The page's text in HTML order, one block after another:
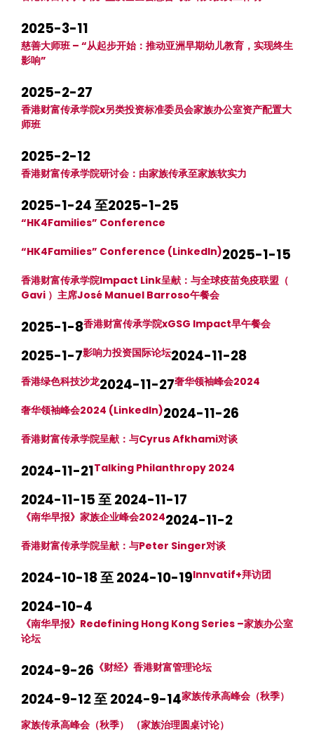
2025-3-11
慈善大师班 – “从起步开始：推动亚洲早期幼儿教育，实现终生
影响”
2025-2-27
香港财富传承学院x另类投资标准委员会家族办公室资产配置大
师班
2025-2-12
香港财富传承学院研讨会：由家族传承至家族软实力
2025-1-24 至2025-1-25
“HK4Families” Conference
“HK4Families” Conference (LinkedIn)2025-1-15
香港财富传承学院Impact Link呈献：与全球疫苗免疫联盟（
Gavi ）主席José Manuel Barroso午餐会
2025-1-8香港财富传承学院xGSG Impact早午餐会
2025-1-7影响力投资国际论坛2024-11-28
香港绿色科技沙龙2024-11-27奢华领袖峰会2024
奢华领袖峰会2024 (LinkedIn)2024-11-26
香港财富传承学院呈献：与Cyrus Afkhami对谈
2024-11-21Talking Philanthropy 2024
2024-11-15 至 2024-11-17
《南华早报》家族企业峰会20242024-11-2
香港财富传承学院呈献：与Peter Singer对谈
2024-10-18 至 2024-10-19Innvatif+拜访团
2024-10-4
《南华早报》Redefining Hong Kong Series –家族办公室
论坛
2024-9-26 《财经》香港财富管理论坛
2024-9-12 至 2024-9-14家族传承高峰会（秋季）
家族传承高峰会（秋季） （家族治理圆桌讨论）